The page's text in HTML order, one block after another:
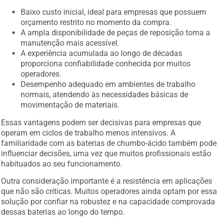
Baixo custo inicial, ideal para empresas que possuem
orçamento restrito no momento da compra.
A ampla disponibilidade de peças de reposição torna a
manutenção mais acessível.
A experiência acumulada ao longo de décadas
proporciona confiabilidade conhecida por muitos
operadores.
Desempenho adequado em ambientes de trabalho
normais, atendendo às necessidades básicas de
movimentação de materiais.
Essas vantagens podem ser decisivas para empresas que
operam em ciclos de trabalho menos intensivos. A
familiaridade com as baterias de chumbo-ácido também pode
influenciar decisões, uma vez que muitos profissionais estão
habituados ao seu funcionamento.
Outra consideração importante é a resistência em aplicações
que não são críticas. Muitos operadores ainda optam por essa
solução por confiar na robustez e na capacidade comprovada
dessas baterias ao longo do tempo.